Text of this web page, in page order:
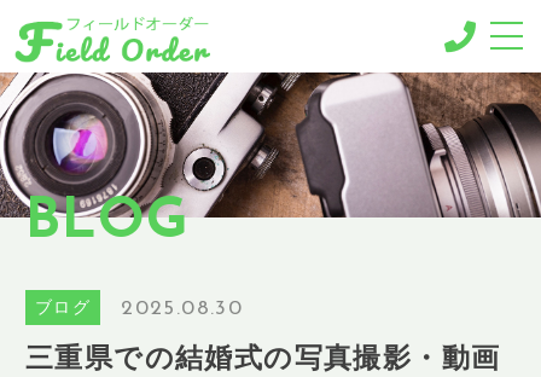
-MENU-
撮影メニュー
-BUSINESS MENU-
法人様向けメニュー
ギャラリー
BLOG
ブログ 2025.08.30
三重県での結婚式の写真撮影・動画